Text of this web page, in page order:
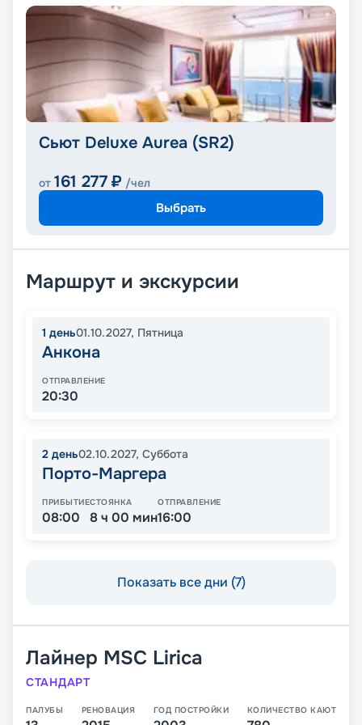
Сьют Deluxe Aurea (SR2)
от 161 277 ₽ /чел
Выбрать
Маршрут и экскурсии
1 день01.10.2027, Пятница
Анкона
ОТПРАВЛЕНИЕ
20:30
2 день02.10.2027, Суббота
Порто-Маргера
ПРИБЫТИЕ
08:00
СТОЯНКА
8 ч 00 мин
ОТПРАВЛЕНИЕ
16:00
Показать все дни (7)
Лайнер MSC Lirica
СТАНДАРТ
ПАЛУБЫ РЕНОВАЦИЯ ГОД ПОСТРОЙКИ КОЛИЧЕСТВО КАЮТ